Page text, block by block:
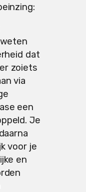
dat
zoiets
via
een
Je
voor je
en